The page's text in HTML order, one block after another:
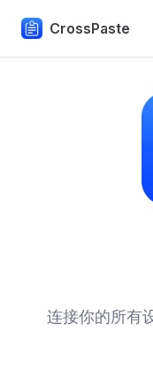
Skip to content
CrossPaste
连接你的所有